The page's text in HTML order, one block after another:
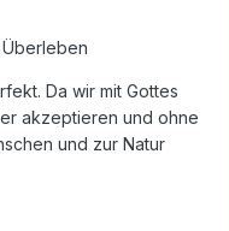
Da wir mit Gottes
akzeptieren und ohne
und zur Natur